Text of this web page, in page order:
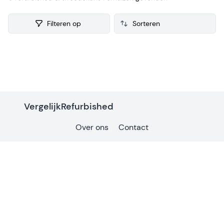
reviews, zodat je een weloverwogen keuze kunt maken bij je
aankoop.
Filteren op
VergelijkRefurbished
Over ons Contact